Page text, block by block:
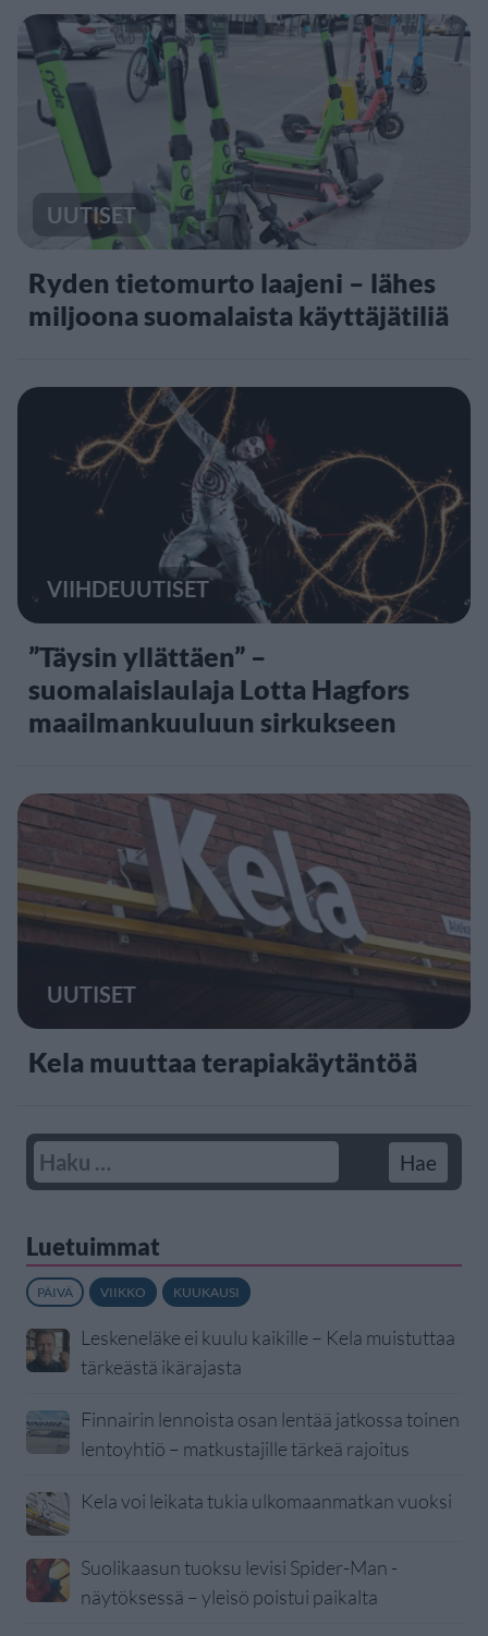
UUTISET
Ryden tietomurto laajeni – lähes
miljoona suomalaista käyttäjätiliä
VIIHDEUUTISET
”Täysin yllättäen” –
suomalaislaulaja Lotta Hagfors
maailmankuuluun sirkukseen
UUTISET
Kela muuttaa terapiakäytäntöä
Luetuimmat
PÄIVÄ VIIKKO KUUKAUSI
Leskeneläke ei kuulu kaikille – Kela muistuttaa
tärkeästä ikärajasta
Finnairin lennoista osan lentää jatkossa toinen
lentoyhtiö – matkustajille tärkeä rajoitus
Kela voi leikata tukia ulkomaanmatkan vuoksi
Suolikaasun tuoksu levisi Spider-Man -
näytöksessä – yleisö poistui paikalta